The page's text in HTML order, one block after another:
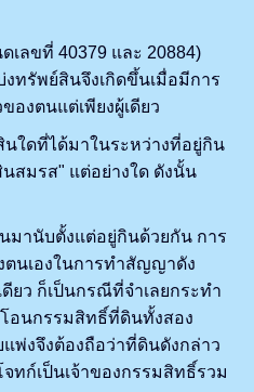
ลขที่ 40379 และ 20884)
ทรัพย์สินจึงเกิดขึ้นเมื่อมีการ
งตนแต่เพียงผู้เดียว
ใดที่ได้มาในระหว่างที่อยู่กิน
สมรส" แต่อย่างใด ดังนั้น
มานับตั้งแต่อยู่กินด้วยกัน การ
ตนเองในการทำสัญญาดัง
ยว ก็เป็นกรณีที่จำเลยกระทำ
อนกรรมสิทธิ์ที่ดินทั้งสอง
พ่งจึงต้องถือว่าที่ดินดังกล่าว
ทก์เป็นเจ้าของกรรมสิทธิ์รวม